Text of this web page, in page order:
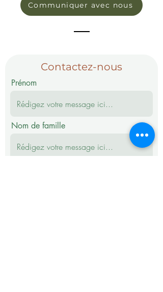
Communiquer avec nous
Contactez-nous
Prénom
Nom de famille